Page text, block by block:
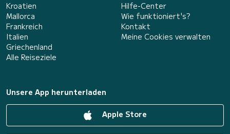
Kroatien
Mallorca
Frankreich
Italien
Griechenland
Alle Reiseziele
Hilfe-Center
Wie funktioniert's?
Kontakt
Meine Cookies verwalten
Unsere App herunterladen
Apple Store